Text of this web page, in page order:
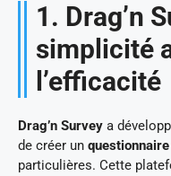
1. Drag’n
simplicité
l’efficacité
Drag’n Survey a
de créer un questionnaire
particulières. Cette